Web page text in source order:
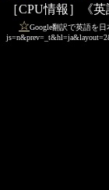
［CPU情報］《英
☆Google翻訳で英語を日